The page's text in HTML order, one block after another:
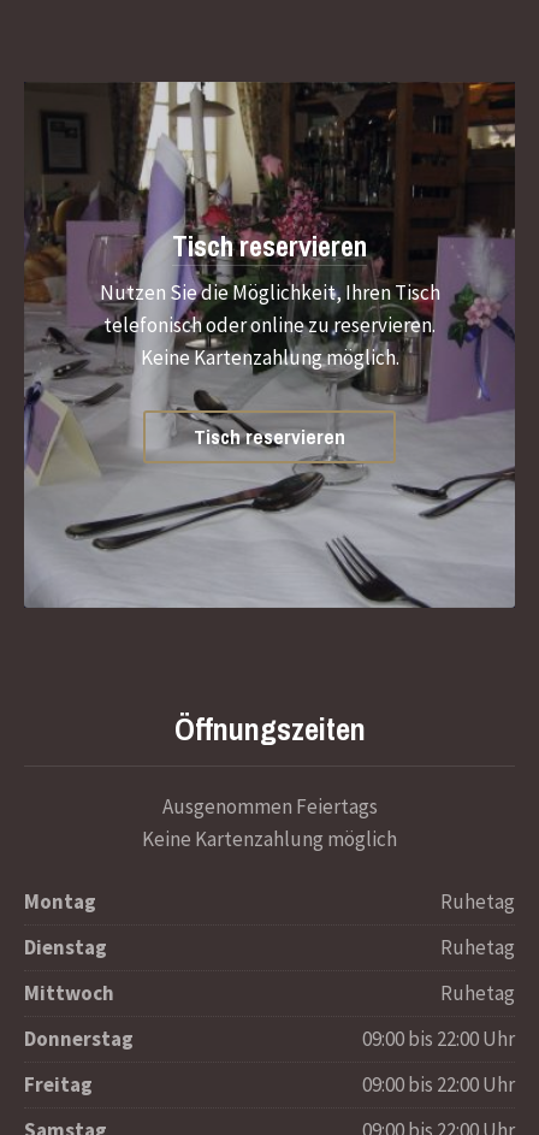
Tisch reservieren
Nutzen Sie die Möglichkeit, Ihren Tisch
telefonisch oder online zu reservieren.
Keine Kartenzahlung möglich.
Tisch reservieren
Öffnungszeiten
Ausgenommen Feiertags
Keine Kartenzahlung möglich
Montag
Ruhetag
Dienstag
Ruhetag
Mittwoch
Ruhetag
Donnerstag
09:00 bis 22:00 Uhr
Freitag
09:00 bis 22:00 Uhr
Samstag
09:00 bis 22:00 Uhr
Previous